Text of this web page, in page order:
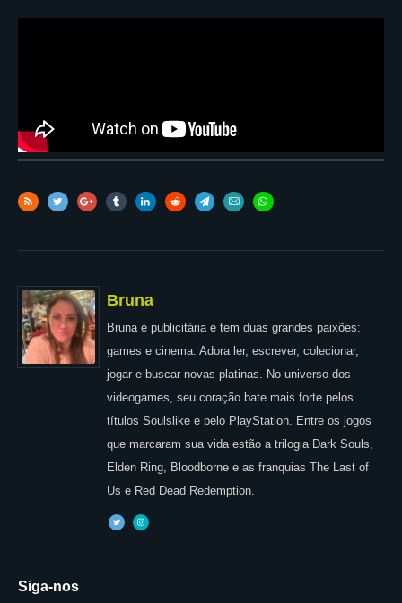
Bruna
Bruna é publicitária e tem duas grandes paixões:
games e cinema. Adora ler, escrever, colecionar,
jogar e buscar novas platinas. No universo dos
videogames, seu coração bate mais forte pelos
títulos Soulslike e pelo PlayStation. Entre os jogos
que marcaram sua vida estão a trilogia Dark Souls,
Elden Ring, Bloodborne e as franquias The Last of
Us e Red Dead Redemption.
Siga-nos